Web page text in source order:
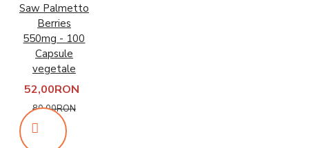
Saw Palmetto
Berries
550mg - 100
Capsule
vegetale
52,00RON
80,00RON